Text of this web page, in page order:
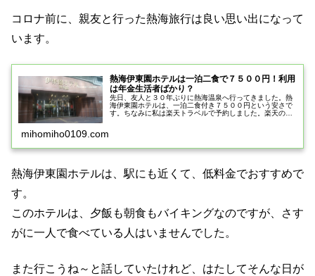
コロナ前に、親友と行った熱海旅行は良い思い出になって
います。
熱海伊東園ホテルは一泊二食で７５００円！利用
は年金生活者ばかり？
先日、友人と３０年ぶりに熱海温泉へ行ってきました。熱
海伊東園ホテルは、一泊二食付き７５００円という安さで
す。ちなみに私は楽天トラベルで予約しました。楽天のポ
mihomiho0109.com
熱海伊東園ホテルは、駅にも近くて、低料金でおすすめで
す。
このホテルは、夕飯も朝食もバイキングなのですが、さす
がに一人で食べている人はいませんでした。
また行こうね～と話していたけれど、はたしてそんな日が